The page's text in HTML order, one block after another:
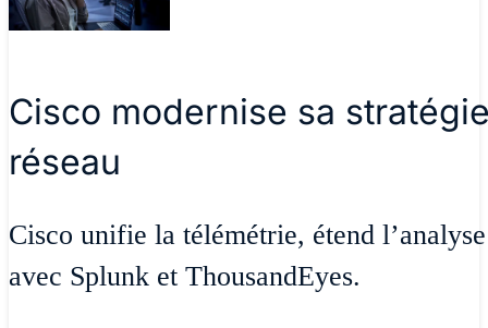
Cisco modernise sa
réseau
Cisco unifie la télémétrie, étend
avec Splunk et ThousandEyes.